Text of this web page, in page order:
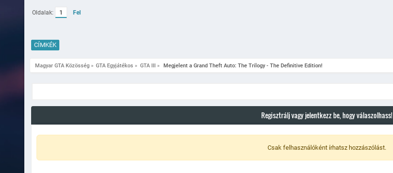
Oldalak: 1
Fel
CÍMKÉK
Magyar GTA Közösség » GTA Egyjátékos » GTA III » Megjelent a Grand Theft Auto: The Trilogy - The Definitive Edition!
Regisztrálj vagy jelentkezz be, hogy válaszolhass!
Csak felhasználóként írhatsz hozzászólást.